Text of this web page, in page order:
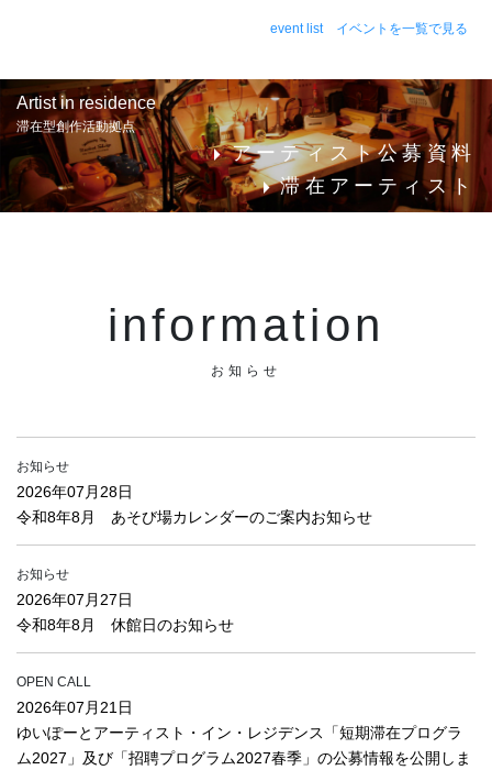
event list イベントを一覧で見る
Artist in residence
滞在型創作活動拠点
アーティスト公募資料
滞在アーティスト
information
お知らせ
お知らせ
2026年07月28日
令和8年8月 あそび場カレンダーのご案内お知らせ
お知らせ
2026年07月27日
令和8年8月 休館日のお知らせ
OPEN CALL
2026年07月21日
ゆいぽーとアーティスト・イン・レジデンス「短期滞在プログラ
ム2027」及び「招聘プログラム2027春季」の公募情報を公開しま